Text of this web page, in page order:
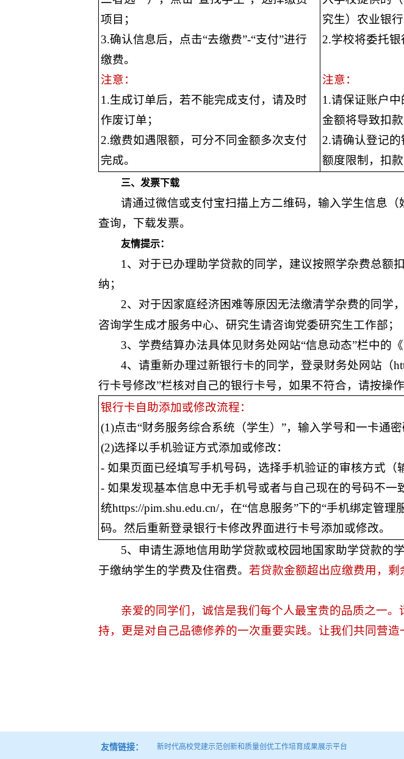
项目；
3.确认信息后，点击“去缴费”-“支付”进行
缴费。
注意：
1.生成订单后，若不能完成支付，请及时
作废订单；
2.缴费如遇限额，可分不同金额多次支付
完成。
究生）农业银行
2.学校将委托银
注意：
1.请保证账户
金额将导致扣款
2.请确认登记
额度限制，扣款
三、发票下载
请通过微信或支付宝扫描上方二维码，输入学生信息
查询，下载发票。
友情提示：
1、对于已办理助学贷款的同学，建议按照学杂费总额
纳；
2、对于因家庭经济困难等原因无法缴清学杂费的同学
咨询学生成才服务中心、研究生请咨询党委研究生工作部；
3、学费结算办法具体见财务处网站“信息动态”栏中的
4、请重新办理过新银行卡的同学，登录财务处网站（
行卡号修改”栏核对自己的银行卡号，如果不符合，请按操
银行卡自助添加或修改流程：
(1)点击“财务服务综合系统（学生）”，输入学号和一卡通密
(2)选择以手机验证方式添加或修改：
- 如果页面已经填写手机号码，选择手机验证的审核方式（
- 如果发现基本信息中无手机号或者与自己现在的号码不一
统https://pim.shu.edu.cn/，在“信息服务”下的“手机绑定管
码。然后重新登录银行卡修改界面进行卡号添加或修改。
5、申请生源地信用助学贷款或校园地国家助学贷款的
于缴纳学生的学费及住宿费。 若贷款金额超出应缴费用，剩
亲爱的同学们，诚信是我们每个人最宝贵的品质之一
持，更是对自己品德修养的一次重要实践。让我们共同营造
友情链接： 新时代高校党建示范创新和质量创优工作培育成果展示平台